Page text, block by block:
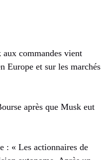
commandes vient
Europe et sur les marchés
après que Musk eut
: « Les actionnaires de